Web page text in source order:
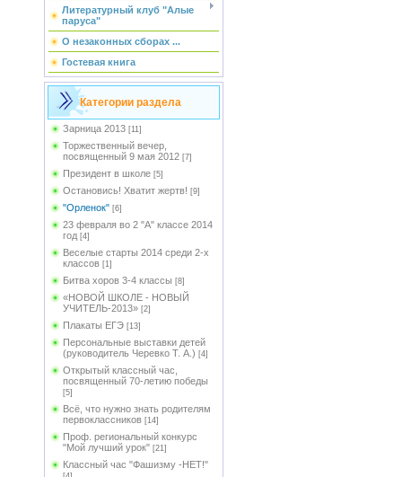
Литературный клуб "Алые
паруса"
О незаконных сборах ...
Гостевая книга
Категории раздела
Зарница 2013 [11]
Торжественный вечер,
посвященный 9 мая 2012 [7]
Президент в школе [5]
Остановись! Хватит жертв! [9]
"Орленок" [6]
23 февраля во 2 "А" классе 2014
год [4]
Веселые старты 2014 среди 2-х
классов [1]
Битва хоров 3-4 классы [8]
«НОВОЙ ШКОЛЕ - НОВЫЙ
УЧИТЕЛЬ-2013» [2]
Плакаты ЕГЭ [13]
Персональные выставки детей
(руководитель Черевко Т. А.) [4]
Открытый классный час,
посвященный 70-летию победы
[5]
Всё, что нужно знать родителям
первоклассников [14]
Проф. региональный конкурс
"Мой лучший урок" [21]
Классный час "Фашизму -НЕТ!"